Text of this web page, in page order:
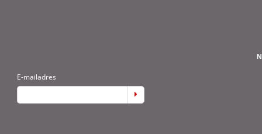
E-mailadres